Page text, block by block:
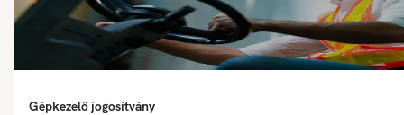
Gépkezelő jogosítvány